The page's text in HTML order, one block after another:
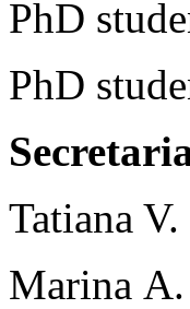
PhD
PhD
Tatiana
Marina А.